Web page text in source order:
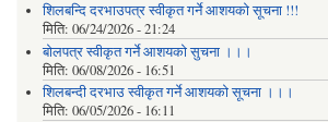
शिलबन्दि दरभाउपत्र स्वीकृत गर्ने आशयकाे सूचना !!!
मिति: 06/24/2026 - 21:24
बोलपत्र स्वीकृत गर्ने आशयको सुचना ।।।
मिति: 06/08/2026 - 16:51
शिलबन्दी दरभाउ स्वीकृत गर्ने आशयको सूचना ।।।
मिति: 06/05/2026 - 16:11